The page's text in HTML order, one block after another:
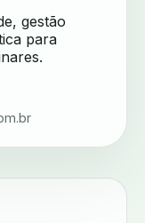
gestão
para